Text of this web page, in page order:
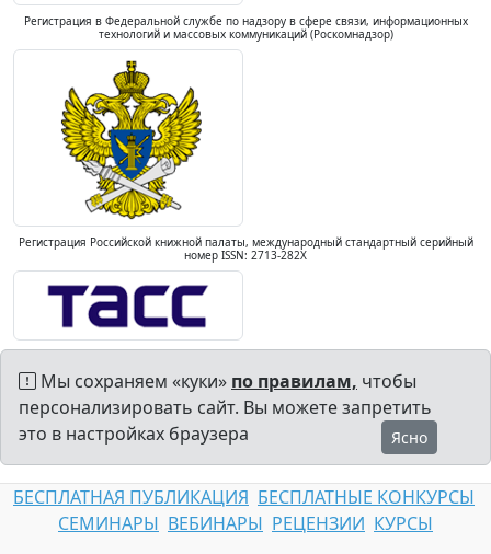
Регистрация в Федеральной службе по надзору в сфере связи, информационных
технологий и массовых коммуникаций (Роскомнадзор)
Регистрация Российской книжной палаты, международный стандартный серийный
номер ISSN: 2713-282X
Мы сохраняем «куки» по правилам, чтобы
персонализировать сайт. Вы можете запретить
это в настройках браузера
Ясно
БЕСПЛАТНАЯ ПУБЛИКАЦИЯ БЕСПЛАТНЫЕ КОНКУРСЫ
СЕМИНАРЫ ВЕБИНАРЫ РЕЦЕНЗИИ КУРСЫ